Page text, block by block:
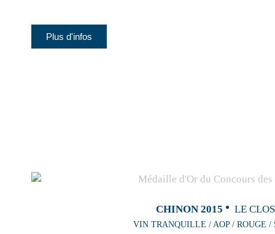
Plus d'infos
CHINON 2015 LE CLOS
VIN TRANQUILLE / AOP / ROUGE /